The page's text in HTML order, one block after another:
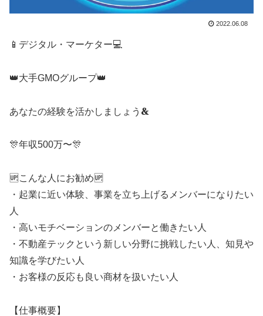
2022.06.08
📱デジタル・マーケター💻️
👑大手GMOグループ👑
あなたの経験を活かしましょう🙴
🎊年収500万〜🎊
🆙こんな人にお勧め🆙
・起業に近い体験、事業を立ち上げるメンバーになりたい
人
・高いモチベーションのメンバーと働きたい人
・不動産テックという新しい分野に挑戦したい人、知見や
知識を学びたい人
・お客様の反応も良い商材を扱いたい人
【仕事概要】